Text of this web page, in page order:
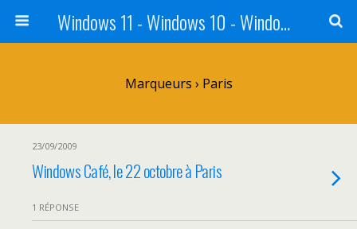
Windows 11 - Windows 10 - Windows 8 - Windows 7 - VISTA
Marqueurs › Paris
23/09/2009
Windows Café, le 22 octobre à Paris
1 RÉPONSE